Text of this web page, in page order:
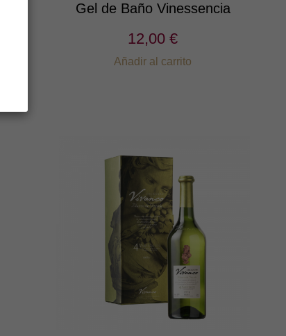
Gel de Baño Vinessencia
12,00 €
Añadir al carrito